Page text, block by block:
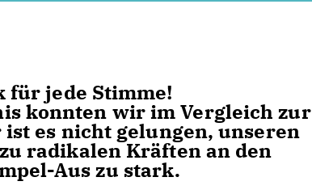
für jede Stimme!
konnten wir im Vergleich zur
es nicht gelungen, unseren
radikalen Kräften an den
Aus zu stark.